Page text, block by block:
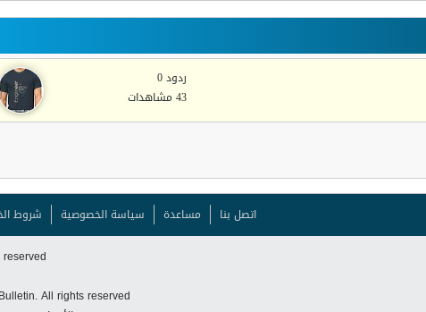
ردود 0
43 مشاهدات
اتصل بنا مساعدة سياسة الخصوصية شروط
All rights reserved.